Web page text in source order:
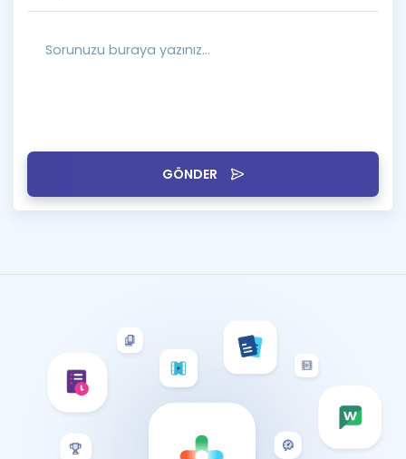
GÖNDER